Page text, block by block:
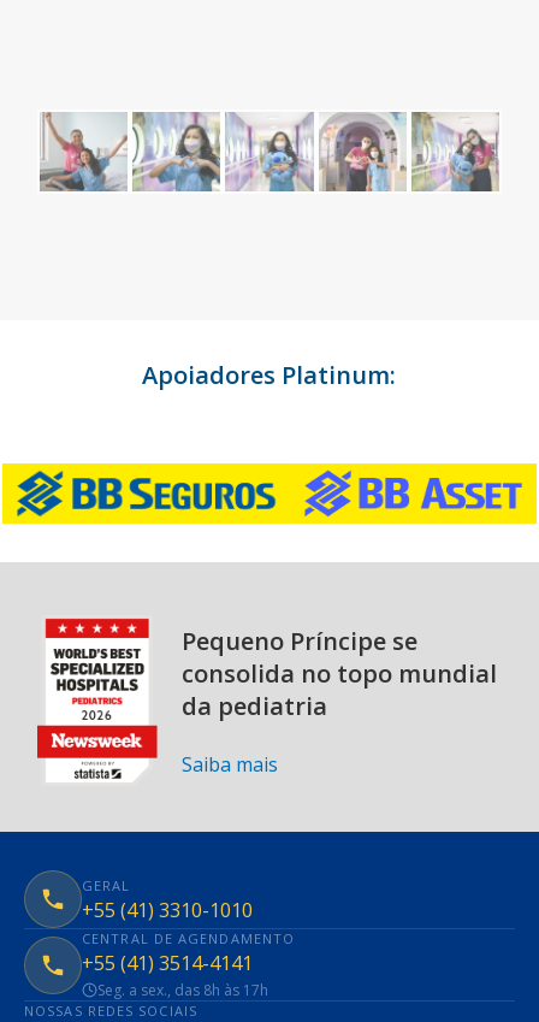
Apoiadores Platinum:
Pequeno Príncipe se
consolida no topo mundial
da pediatria
Saiba mais
GERAL
+55 (41) 3310-1010
CENTRAL DE AGENDAMENTO
+55 (41) 3514-4141
Seg. a sex., das 8h às 17h
NOSSAS REDES SOCIAIS